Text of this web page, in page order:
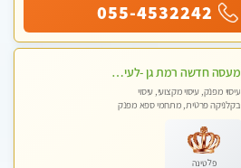
055-4532242
מעסה חדשה רמת גן -לעיסוי מיוחד ואיכותי מקום פרטי ואינטימי ושקט מומלץ לחלוטין!!
עיסוי מפנק, עיסוי מקצועי, עיסוי
בקלניקה פרטית, מתחמי ספא מפנק
פלטינה